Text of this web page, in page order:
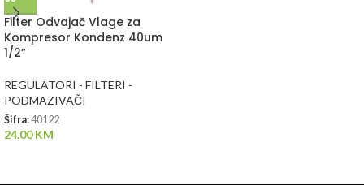
Filter Odvajač Vlage za
Kompresor Kondenz 40um
1/2”
REGULATORI - FILTERI -
PODMAZIVAČI
Šifra:40122
24.00KM